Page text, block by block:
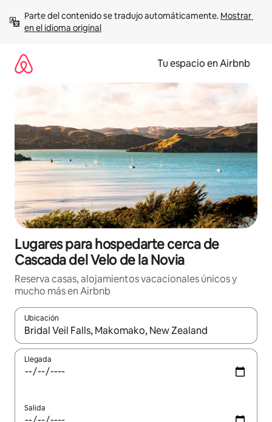
contenido
Parte del contenido se tradujo automáticamente. Mostrar
en el idioma original
Tu espacio en Airbnb
Lugares para hospedarte cerca de
Cascada del Velo de la Novia
Reserva casas, alojamientos vacacionales únicos y
mucho más en Airbnb
Ubicación
Cuando los resultados estén disponibles, podrás navegar
Llegada
Salida